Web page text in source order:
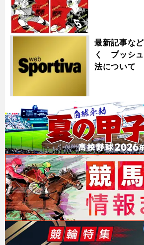
最新記事な
く プッシュ
法について